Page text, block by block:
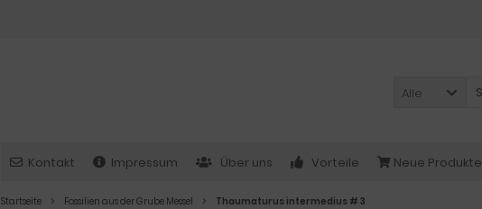
Alle
Kontakt Impressum Über uns Vorteile Neue Produkte
Startseite Fossilien aus der Grube Messel Thaumaturus intermedius # 3